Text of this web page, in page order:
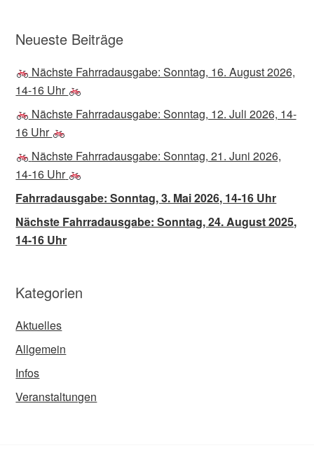
Neueste Beiträge
Nächste Fahrradausgabe: Sonntag, 16. August 2026,
14-16 Uhr
Nächste Fahrradausgabe: Sonntag, 12. Juli 2026, 14-
16 Uhr
Nächste Fahrradausgabe: Sonntag, 21. Juni 2026,
14-16 Uhr
Fahrradausgabe: Sonntag, 3. Mai 2026, 14-16 Uhr
Nächste Fahrradausgabe: Sonntag, 24. August 2025,
14-16 Uhr
Kategorien
Aktuelles
Allgemein
Infos
Veranstaltungen